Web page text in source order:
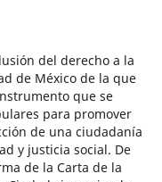
del derecho a la
de México de la que
que se
para promover
de una ciudadanía
y justicia social. De
de la Carta de la